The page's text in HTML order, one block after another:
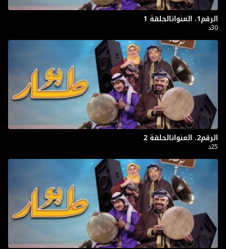
الرقم1. العنوانالحلقة 1
30د
الرقم2. العنوانالحلقة 2
25د